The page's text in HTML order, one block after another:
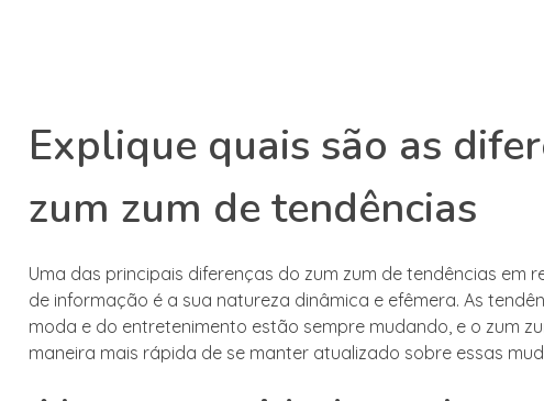
Explique quais são as
zum zum de tendências
Uma das principais diferenças do zum zum de tendências em
de informação é a sua natureza dinâmica e efêmera. As
moda e do entretenimento estão sempre mudando, e o zum
maneira mais rápida de se manter atualizado sobre essas